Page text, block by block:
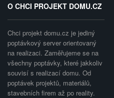
O CHCI PROJEKT DOMU.CZ
Chci projekt domu.cz je jediný
poptávkový server orientovaný
na realizaci. Zaměřujeme se na
všechny poptávky, které jakkoliv
souvisí s realizací domu. Od
poptávek projektů, materiálů,
stavebních firem až po reality.